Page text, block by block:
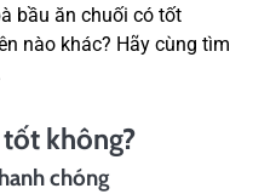
bầu ăn chuối có tốt
nào khác? Hãy cùng tìm
không?
chóng